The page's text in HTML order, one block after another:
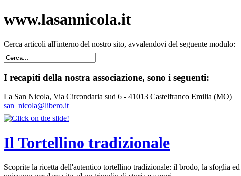
www.lasannicola.it
Cerca articoli all'interno del nostro sito, avvalendovi del seguente modulo:
I recapiti della nostra associazione, sono i seguenti:
La San Nicola, Via Circondaria sud 6 - 41013 Castelfranco Emilia (MO)
san_nicola@libero.it
Il Tortellino tradizionale
Scoprite la ricetta dell'autentico tortellino tradizionale: il brodo, la sfoglia